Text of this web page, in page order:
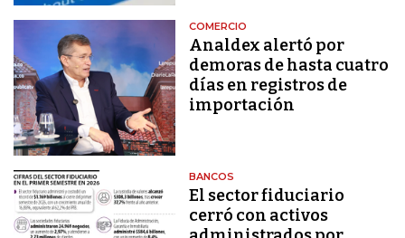
COMERCIO
Analdex alertó por
demoras de hasta cuatro
días en registros de
importación
BANCOS
El sector fiduciario
cerró con activos